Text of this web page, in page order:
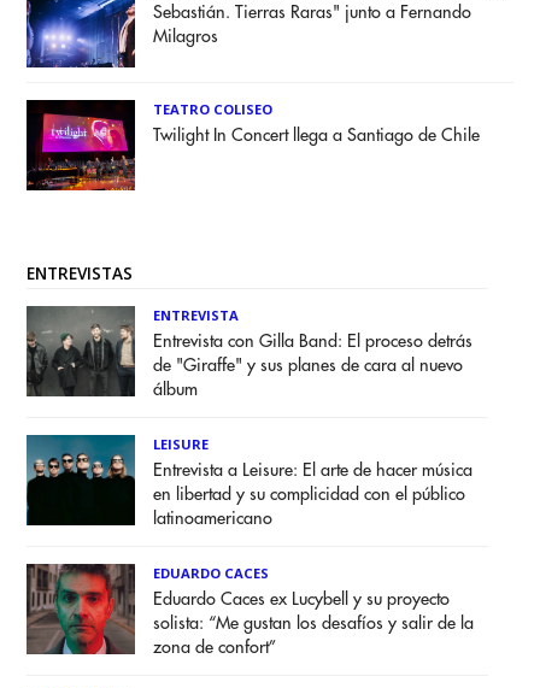
Sebastián. Tierras Raras" junto a Fernando
Milagros
TEATRO COLISEO
Twilight In Concert llega a Santiago de Chile
ENTREVISTAS
ENTREVISTA
Entrevista con Gilla Band: El proceso detrás
de "Giraffe" y sus planes de cara al nuevo
álbum
LEISURE
Entrevista a Leisure: El arte de hacer música
en libertad y su complicidad con el público
latinoamericano
EDUARDO CACES
Eduardo Caces ex Lucybell y su proyecto
solista: “Me gustan los desafíos y salir de la
zona de confort”